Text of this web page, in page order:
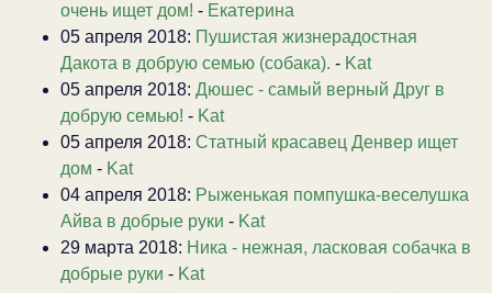
очень ищет дом! - Екатерина
05 апреля 2018: Пушистая жизнерадостная
Дакота в добрую семью (собака). - Kat
05 апреля 2018: Дюшес - самый верный Друг в
добрую семью! - Kat
05 апреля 2018: Статный красавец Денвер ищет
дом - Kat
04 апреля 2018: Рыженькая помпушка-веселушка
Айва в добрые руки - Kat
29 марта 2018: Ника - нежная, ласковая собачка в
добрые руки - Kat